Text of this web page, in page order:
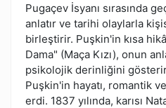
Pugaçev İsyanı sırasında
anlatır ve tarihi olaylarla
birleştirir. Puşkin'in kısa
Dama" (Maça Kızı), onun
psikolojik derinliğini gösterir.
Puşkin'in hayatı, romantik
erdi. 1837 yılında, karısı